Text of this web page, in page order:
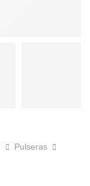
Pulseras